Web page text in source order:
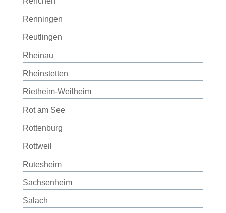
Renningen
Reutlingen
Rheinau
Rheinstetten
Rietheim-Weilheim
Rot am See
Rottenburg
Rottweil
Rutesheim
Sachsenheim
Salach